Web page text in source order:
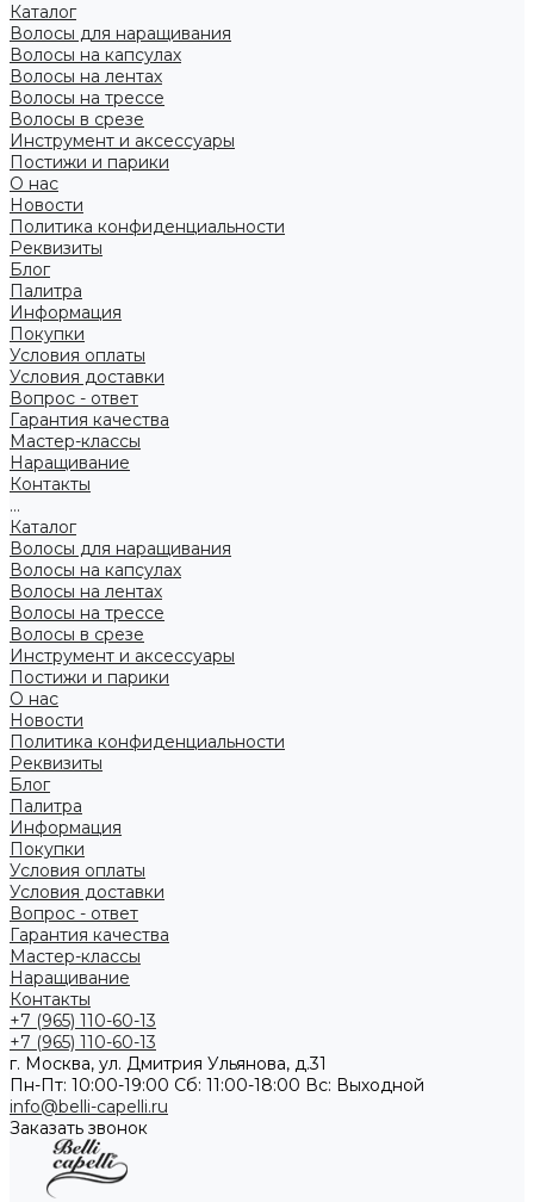
Каталог
Волосы для наращивания
Волосы на капсулах
Волосы на лентах
Волосы на трессе
Волосы в срезе
Инструмент и аксессуары
Постижи и парики
О нас
Новости
Политика конфиденциальности
Реквизиты
Блог
Палитра
Информация
Покупки
Условия оплаты
Условия доставки
Вопрос - ответ
Гарантия качества
Мастер-классы
Наращивание
Контакты
...
Каталог
Волосы для наращивания
Волосы на капсулах
Волосы на лентах
Волосы на трессе
Волосы в срезе
Инструмент и аксессуары
Постижи и парики
О нас
Новости
Политика конфиденциальности
Реквизиты
Блог
Палитра
Информация
Покупки
Условия оплаты
Условия доставки
Вопрос - ответ
Гарантия качества
Мастер-классы
Наращивание
Контакты
+7 (965) 110-60-13
+7 (965) 110-60-13
г. Москва, ул. Дмитрия Ульянова, д.31
Пн-Пт: 10:00-19:00 Cб: 11:00-18:00 Вс: Выходной
info@belli-capelli.ru
Заказать звонок